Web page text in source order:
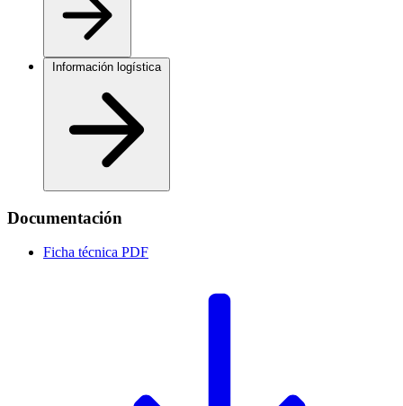
Documentación
Ficha técnica PDF